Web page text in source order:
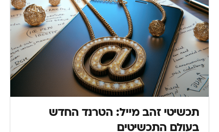
תכשיטי זהב מייל: הטרנד החדש
בעולם התכשיטים